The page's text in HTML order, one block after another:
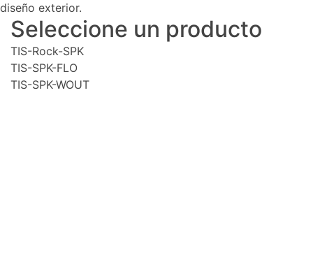
diseño exterior.
Seleccione un producto
TIS-Rock-SPK
TIS-SPK-FLO
TIS-SPK-WOUT